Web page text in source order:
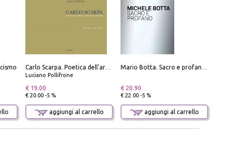
Luciano Pollifrone
€ 19.00
€ 20.00 -5 %
aggiungi al carrello
€ 20.90
€ 22.00 -5 %
aggiungi al carrello